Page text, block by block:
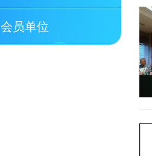
会员单位